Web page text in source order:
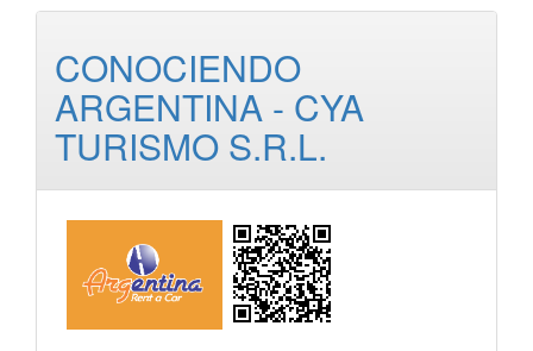
CONOCIENDO
ARGENTINA - CYA
TURISMO S.R.L.